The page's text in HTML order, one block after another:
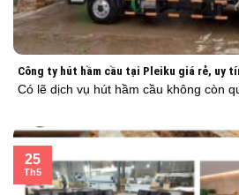
Công ty hút hầm cầu tại Pleiku giá rẻ, uy
Có lẽ dịch vụ hút hầm cầu không còn
25
Th5